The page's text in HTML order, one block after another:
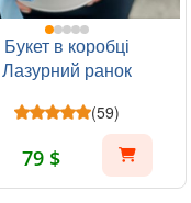
Букет в коробці
Лазурний ранок
(59)
79 $